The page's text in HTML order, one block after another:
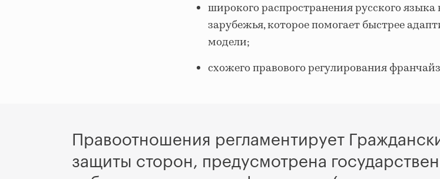
широкого распространения русского языка
зарубежья, которое помогает быстрее
модели;
схожего правового регулирования
Правоотношения регламентирует
защиты сторон, предусмотрена